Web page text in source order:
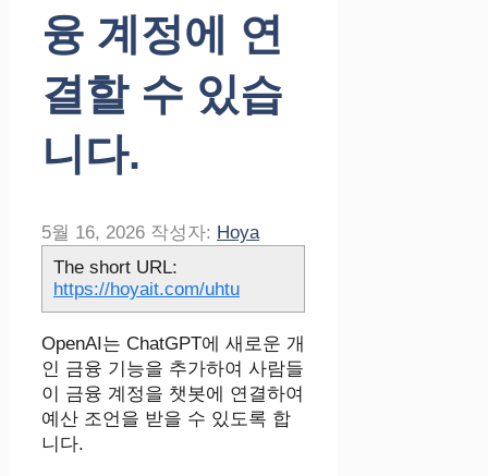
융 계정에 연
결할 수 있습
니다.
5월 16, 2026 작성자: Hoya
The short URL:
https://hoyait.com/uhtu
OpenAI는 ChatGPT에 새로운 개
인 금융 기능을 추가하여 사람들
이 금융 계정을 챗봇에 연결하여
예산 조언을 받을 수 있도록 합
니다.